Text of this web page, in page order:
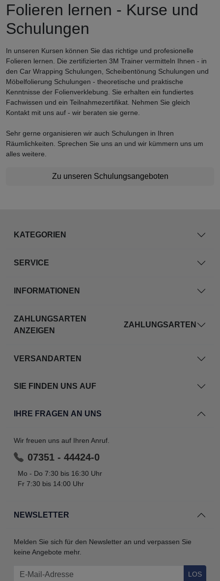
Folieren lernen - Kurse und
Schulungen
In unseren Kursen können Sie das richtige und profesionelle
Folieren lernen. Die zertifizierten 3M Trainer vermitteln Ihnen - in
den Car Wrapping Schulungen, Scheibentönung Schulungen und
Möbelfolierung Schulungen - theoretische und praktische
Kenntnisse der Folienverklebung. Sie erhalten ein fundiertes
Fachwissen und ein Teilnahmezertifikat. Nehmen Sie gleich
Kontakt mit uns auf - wir beraten sie gerne.
Sehr gerne organisieren wir auch Schulungen in Ihren
Räumlichkeiten. Sprechen Sie uns an und wir kümmern uns um
alles weitere.
Zu unseren Schulungsangeboten
KATEGORIEN
SERVICE
INFORMATIONEN
NEWSLETTER
Melden Sie sich für den Newsletter an und verpassen Sie
keine Angebote mehr.
LOS
ZAHLUNGSARTEN
ANZEIGEN
ZAHLUNGSARTEN
VERSANDARTEN
SIE FINDEN UNS AUF
IHRE FRAGEN AN UNS
Wir freuen uns auf Ihren Anruf.
07351 - 44424-0
Mo - Do 7:30 bis 16:30 Uhr
Fr 7:30 bis 14:00 Uhr